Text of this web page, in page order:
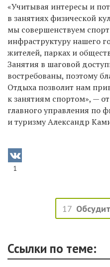
«Учитывая интересы и
в занятиях физической
мы совершенствуем
инфраструктуру нашего
жителей, парках и
Занятия в шаговой
востребованы, поэтому
Отдыха позволит нам
к занятиям спортом», —
главного управления по
и туризму Александр
1
17
Ссылки по теме: